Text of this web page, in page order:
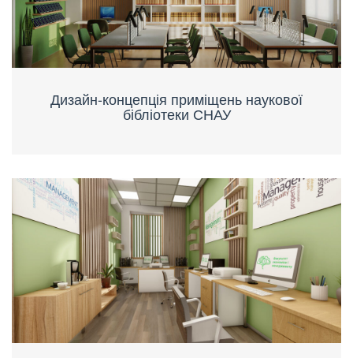
Дизайн-концепція приміщень наукової
бібліотеки СНАУ